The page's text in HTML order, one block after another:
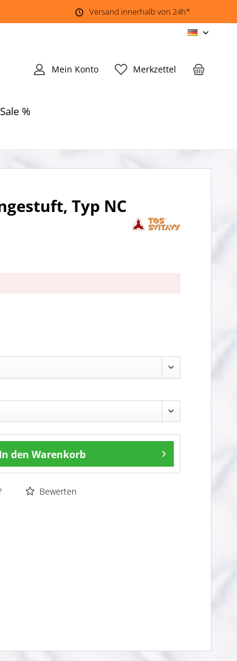
Versand innerhalb von 24h*
DE
Merkzettel
Mein Konto
%
Typ NC
In den Warenkorb
Bewerten